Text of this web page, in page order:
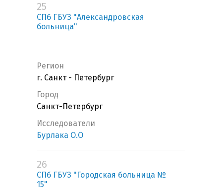
25
СПб ГБУЗ "Александровская
больница"
Регион
г. Санкт - Петербург
Город
Санкт-Петербург
Исследователи
Бурлака О.О
26
СПб ГБУЗ "Городская больница №
15"